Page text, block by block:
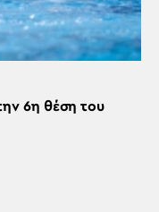
6η θέση του